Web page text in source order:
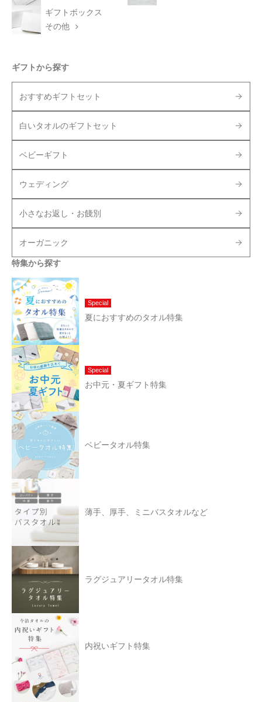
ギフトボックス
その他
ギフトから探す
おすすめギフトセット
白いタオルのギフトセット
ベビーギフト
ウェディング
小さなお返し・お餞別
オーガニック
特集から探す
Special
夏におすすめのタオル特集
Special
お中元・夏ギフト特集
ベビータオル特集
薄手、厚手、ミニバスタオルなど
ラグジュアリータオル特集
内祝いギフト特集